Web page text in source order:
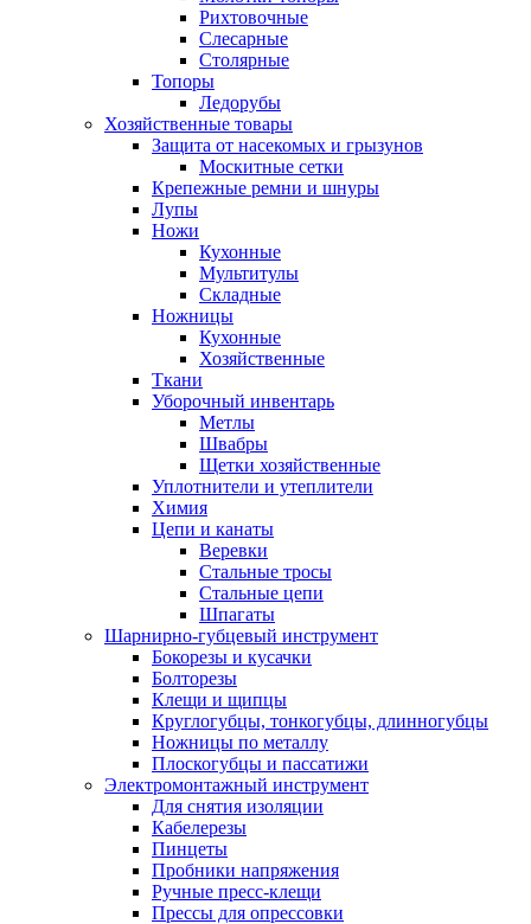
Рихтовочные
Слесарные
Столярные
Топоры
Ледорубы
Хозяйственные товары
Защита от насекомых и грызунов
Москитные сетки
Крепежные ремни и шнуры
Лупы
Ножи
Кухонные
Мультитулы
Складные
Ножницы
Кухонные
Хозяйственные
Ткани
Уборочный инвентарь
Метлы
Швабры
Щетки хозяйственные
Уплотнители и утеплители
Химия
Цепи и канаты
Веревки
Стальные тросы
Стальные цепи
Шпагаты
Шарнирно-губцевый инструмент
Бокорезы и кусачки
Болторезы
Клещи и щипцы
Круглогубцы, тонкогубцы, длинногубцы
Ножницы по металлу
Плоскогубцы и пассатижи
Электромонтажный инструмент
Для снятия изоляции
Кабелерезы
Пинцеты
Пробники напряжения
Ручные пресс-клещи
Прессы для опрессовки